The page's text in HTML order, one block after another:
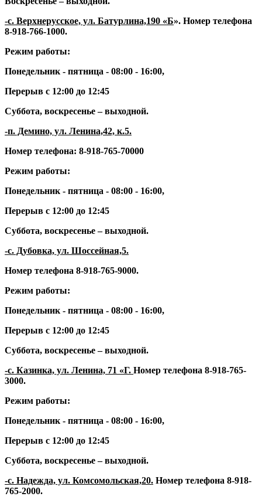
-с. Верхнерусское, ул. Батурлина,190 «Б». Номер телефона
8-918-766-1000.
Режим работы:
Понедельник - пятница - 08:00 - 16:00,
Перерыв с 12:00 до 12:45
Суббота, воскресенье – выходной.
-п. Демино, ул. Ленина,42, к.5.
Номер телефона: 8-918-765-70000
Режим работы:
Понедельник - пятница - 08:00 - 16:00,
Перерыв с 12:00 до 12:45
Суббота, воскресенье – выходной.
-с. Дубовка, ул. Шоссейная,5.
Номер телефона 8-918-765-9000.
Режим работы:
Понедельник - пятница - 08:00 - 16:00,
Перерыв с 12:00 до 12:45
Суббота, воскресенье – выходной.
-с. Казинка, ул. Ленина, 71 «Г. Номер телефона 8-918-765-
3000.
Режим работы:
Понедельник - пятница - 08:00 - 16:00,
Перерыв с 12:00 до 12:45
Суббота, воскресенье – выходной.
-с. Надежда, ул. Комсомольская,20. Номер телефона 8-918-
765-2000.